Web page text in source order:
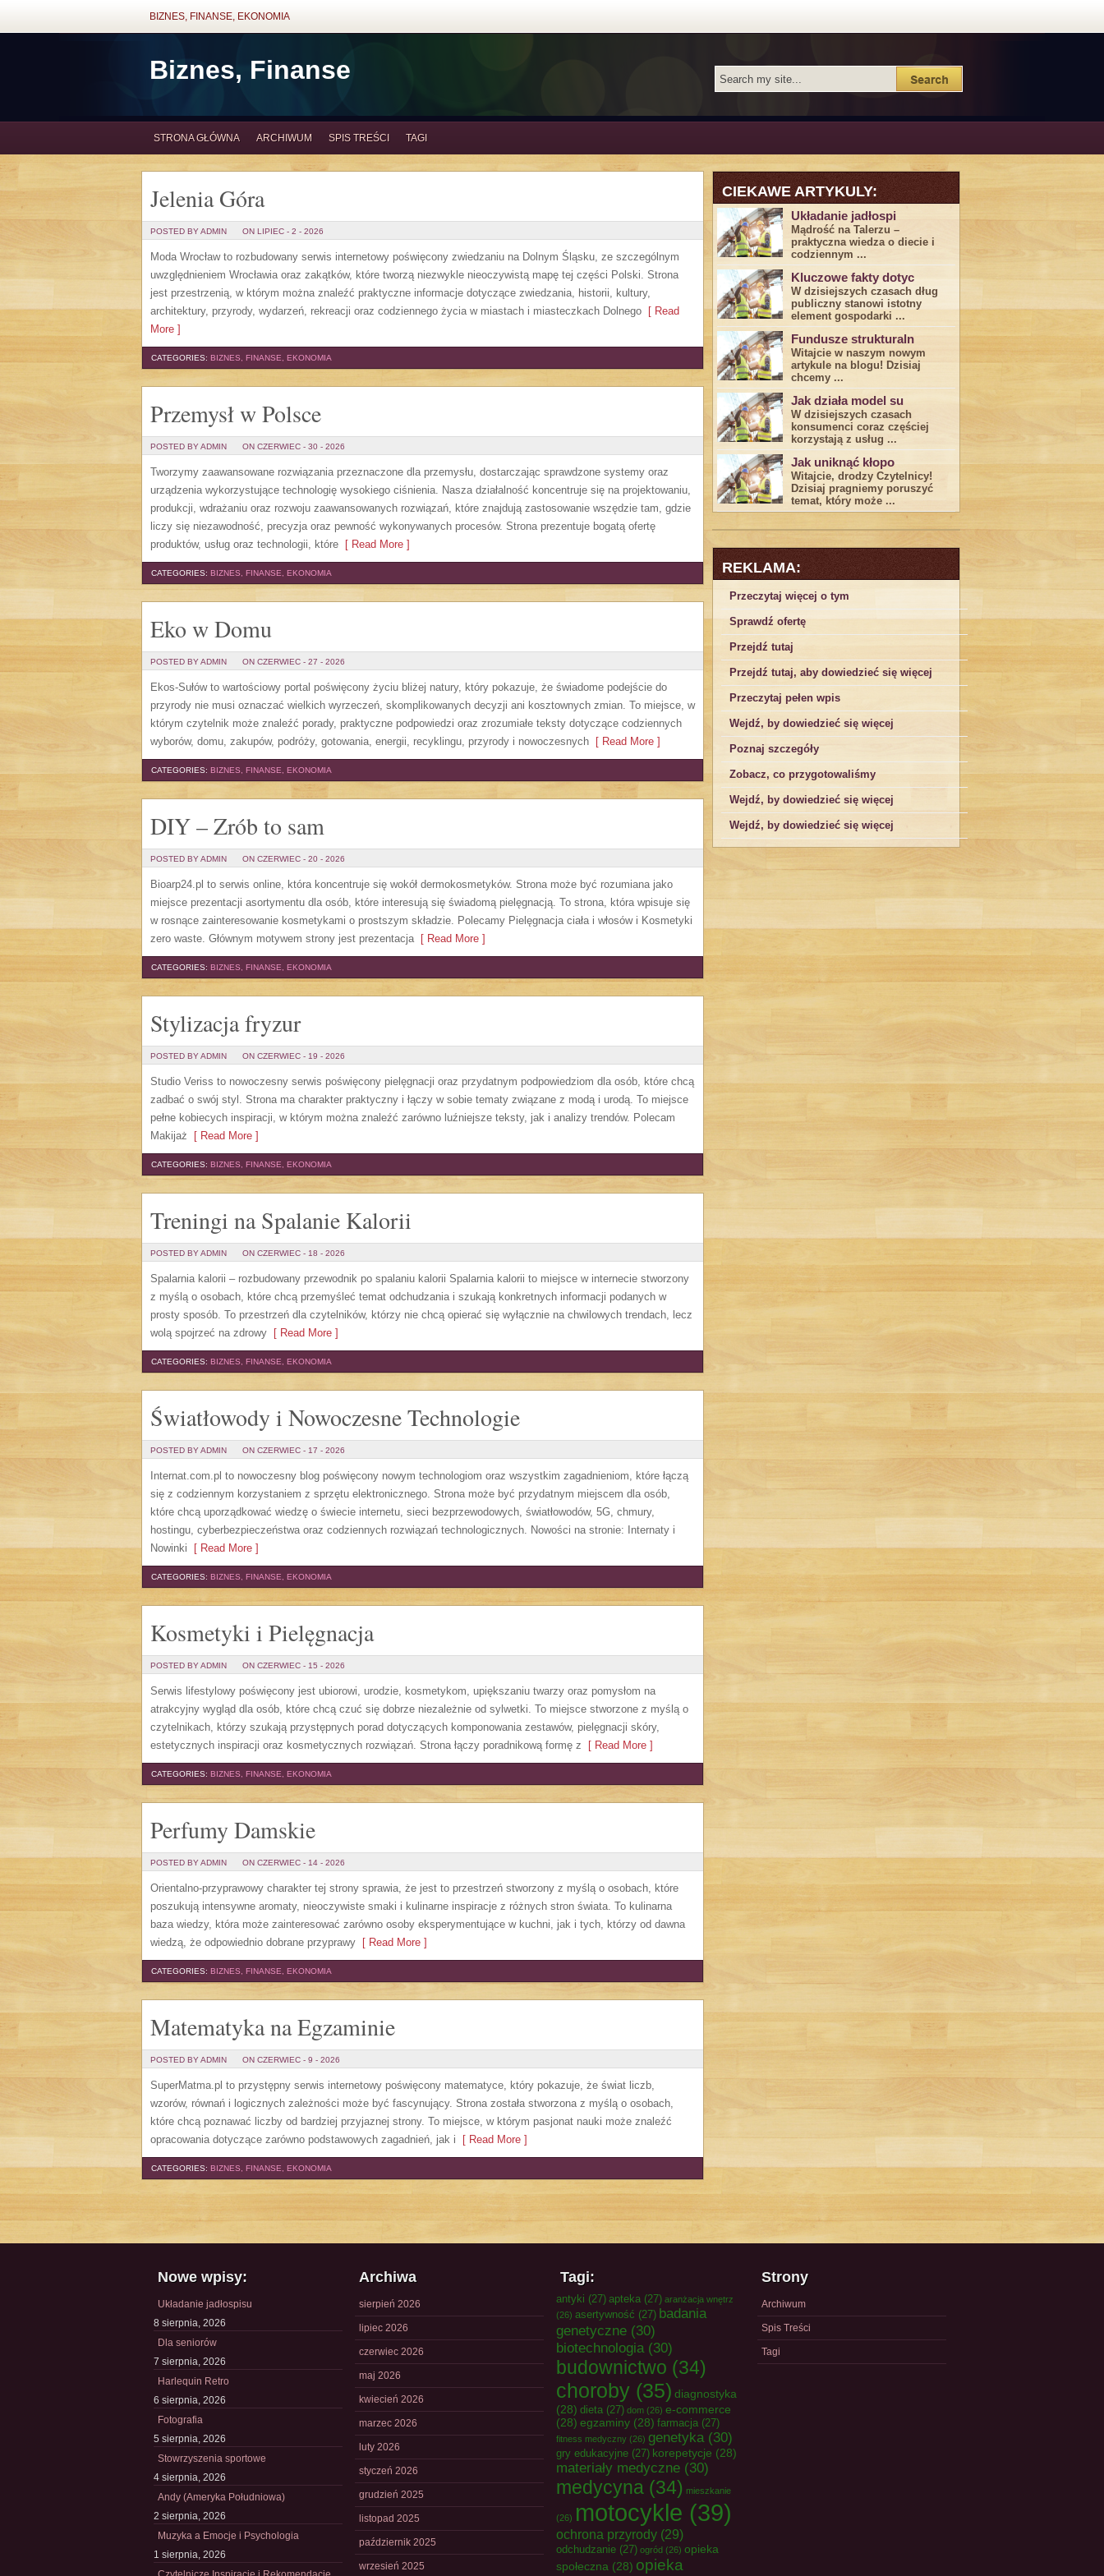
BIZNES, FINANSE, EKONOMIA
Biznes, Finanse
STRONA GŁÓWNA ARCHIWUM SPIS TREŚCI TAGI
Jelenia Góra
POSTED BY ADMIN ON LIPIEC - 2 - 2026
Moda Wrocław to rozbudowany serwis internetowy poświęcony zwiedzaniu na Dolnym Śląsku, ze szczególnym
uwzględnieniem Wrocławia oraz zakątków, które tworzą niezwykle nieoczywistą mapę tej części Polski. Strona
jest przestrzenią, w którym można znaleźć praktyczne informacje dotyczące zwiedzania, historii, kultury,
architektury, przyrody, wydarzeń, rekreacji oraz codziennego życia w miastach i miasteczkach Dolnego [ Read
More ]
CATEGORIES: BIZNES, FINANSE, EKONOMIA
Przemysł w Polsce
POSTED BY ADMIN ON CZERWIEC - 30 - 2026
Tworzymy zaawansowane rozwiązania przeznaczone dla przemysłu, dostarczając sprawdzone systemy oraz
urządzenia wykorzystujące technologię wysokiego ciśnienia. Nasza działalność koncentruje się na projektowaniu,
produkcji, wdrażaniu oraz rozwoju zaawansowanych rozwiązań, które znajdują zastosowanie wszędzie tam, gdzie
liczy się niezawodność, precyzja oraz pewność wykonywanych procesów. Strona prezentuje bogatą ofertę
produktów, usług oraz technologii, które [ Read More ]
CATEGORIES: BIZNES, FINANSE, EKONOMIA
Eko w Domu
POSTED BY ADMIN ON CZERWIEC - 27 - 2026
Ekos-Sułów to wartościowy portal poświęcony życiu bliżej natury, który pokazuje, że świadome podejście do
przyrody nie musi oznaczać wielkich wyrzeczeń, skomplikowanych decyzji ani kosztownych zmian. To miejsce, w
którym czytelnik może znaleźć porady, praktyczne podpowiedzi oraz zrozumiałe teksty dotyczące codziennych
wyborów, domu, zakupów, podróży, gotowania, energii, recyklingu, przyrody i nowoczesnych [ Read More ]
CATEGORIES: BIZNES, FINANSE, EKONOMIA
DIY – Zrób to sam
POSTED BY ADMIN ON CZERWIEC - 20 - 2026
Bioarp24.pl to serwis online, która koncentruje się wokół dermokosmetyków. Strona może być rozumiana jako
miejsce prezentacji asortymentu dla osób, które interesują się świadomą pielęgnacją. To strona, która wpisuje się
w rosnące zainteresowanie kosmetykami o prostszym składzie. Polecamy Pielęgnacja ciała i włosów i Kosmetyki
zero waste. Głównym motywem strony jest prezentacja[ Read More ]
CATEGORIES: BIZNES, FINANSE, EKONOMIA
Stylizacja fryzur
POSTED BY ADMIN ON CZERWIEC - 19 - 2026
Studio Veriss to nowoczesny serwis poświęcony pielęgnacji oraz przydatnym podpowiedziom dla osób, które chcą
zadbać o swój styl. Strona ma charakter praktyczny i łączy w sobie tematy związane z modą i urodą. To miejsce
pełne kobiecych inspiracji, w którym można znaleźć zarówno luźniejsze teksty, jak i analizy trendów. Polecam
Makijaż [ Read More ]
CATEGORIES: BIZNES, FINANSE, EKONOMIA
Treningi na Spalanie Kalorii
POSTED BY ADMIN ON CZERWIEC - 18 - 2026
Spalarnia kalorii – rozbudowany przewodnik po spalaniu kalorii Spalarnia kalorii to miejsce w internecie stworzony
z myślą o osobach, które chcą przemyśleć temat odchudzania i szukają konkretnych informacji podanych w
prosty sposób. To przestrzeń dla czytelników, którzy nie chcą opierać się wyłącznie na chwilowych trendach, lecz
wolą spojrzeć na zdrowy [ Read More ]
CATEGORIES: BIZNES, FINANSE, EKONOMIA
Światłowody i Nowoczesne Technologie
POSTED BY ADMIN ON CZERWIEC - 17 - 2026
Internat.com.pl to nowoczesny blog poświęcony nowym technologiom oraz wszystkim zagadnieniom, które łączą
się z codziennym korzystaniem z sprzętu elektronicznego. Strona może być przydatnym miejscem dla osób,
które chcą uporządkować wiedzę o świecie internetu, sieci bezprzewodowych, światłowodów, 5G, chmury,
hostingu, cyberbezpieczeństwa oraz codziennych rozwiązań technologicznych. Nowości na stronie: Internaty i
Nowinki [ Read More ]
CATEGORIES: BIZNES, FINANSE, EKONOMIA
Kosmetyki i Pielęgnacja
POSTED BY ADMIN ON CZERWIEC - 15 - 2026
Serwis lifestylowy poświęcony jest ubiorowi, urodzie, kosmetykom, upiększaniu twarzy oraz pomysłom na
atrakcyjny wygląd dla osób, które chcą czuć się dobrze niezależnie od sylwetki. To miejsce stworzone z myślą o
czytelnikach, którzy szukają przystępnych porad dotyczących komponowania zestawów, pielęgnacji skóry,
estetycznych inspiracji oraz kosmetycznych rozwiązań. Strona łączy poradnikową formę z [ Read More ]
CATEGORIES: BIZNES, FINANSE, EKONOMIA
Perfumy Damskie
POSTED BY ADMIN ON CZERWIEC - 14 - 2026
Orientalno-przyprawowy charakter tej strony sprawia, że jest to przestrzeń stworzony z myślą o osobach, które
poszukują intensywne aromaty, nieoczywiste smaki i kulinarne inspiracje z różnych stron świata. To kulinarna
baza wiedzy, która może zainteresować zarówno osoby eksperymentujące w kuchni, jak i tych, którzy od dawna
wiedzą, że odpowiednio dobrane przyprawy [ Read More ]
CATEGORIES: BIZNES, FINANSE, EKONOMIA
Matematyka na Egzaminie
POSTED BY ADMIN ON CZERWIEC - 9 - 2026
SuperMatma.pl to przystępny serwis internetowy poświęcony matematyce, który pokazuje, że świat liczb,
wzorów, równań i logicznych zależności może być fascynujący. Strona została stworzona z myślą o osobach,
które chcą poznawać liczby od bardziej przyjaznej strony. To miejsce, w którym pasjonat nauki może znaleźć
opracowania dotyczące zarówno podstawowych zagadnień, jak i [ Read More ]
CATEGORIES: BIZNES, FINANSE, EKONOMIA
CIEKAWE ARTYKULY:
Układanie jadłospi
Mądrość na Talerzu –
praktyczna wiedza o diecie i
codziennym ...
Kluczowe fakty dotyc
W dzisiejszych czasach dług
publiczny stanowi istotny
element gospodarki ...
Fundusze strukturaln
Witajcie w naszym nowym
artykule na blogu! Dzisiaj
chcemy ...
Jak działa model su
W dzisiejszych czasach
konsumenci ‌coraz częściej
korzystają z usług⁤ ...
Jak uniknąć kłopo
Witajcie, drodzy Czytelnicy!
Dzisiaj pragniemy poruszyć
temat, który może ...
REKLAMA:
Przeczytaj więcej o tym
Sprawdź ofertę
Przejdź tutaj
Przejdź tutaj, aby dowiedzieć się więcej
Przeczytaj pełen wpis
Wejdź, by dowiedzieć się więcej
Poznaj szczegóły
Zobacz, co przygotowaliśmy
Wejdź, by dowiedzieć się więcej
Wejdź, by dowiedzieć się więcej
Nowe wpisy:
Układanie jadłospisu
8 sierpnia, 2026
Dla seniorów
7 sierpnia, 2026
Harlequin Retro
6 sierpnia, 2026
Fotografia
5 sierpnia, 2026
Stowrzyszenia sportowe
4 sierpnia, 2026
Andy (Ameryka Południowa)
2 sierpnia, 2026
Muzyka a Emocje i Psychologia
1 sierpnia, 2026
Archiwa
sierpień 2026
lipiec 2026
czerwiec 2026
maj 2026
kwiecień 2026
marzec 2026
luty 2026
styczeń 2026
grudzień 2025
listopad 2025
październik 2025
wrzesień 2025
Tagi:
antyki (27) apteka (27) aranżacja wnętrz
(26) asertywność (27) badania
genetyczne (30)
biotechnologia(30)
budownictwo (34)
choroby (35) diagnostyka
(28) dieta (27) dom (26) e-commerce
(28) egzaminy (28) farmacja (27)
fitness medyczny (26) genetyka(30)
gry edukacyjne (27) korepetycje (28)
materiały medyczne (30)
medycyna (34) mieszkanie
(26) motocykle (39)
ochrona przyrody (29)
odchudzanie (27) ogród (26) opieka
społeczna (28) opieka
Strony
Archiwum
Spis Treści
Tagi